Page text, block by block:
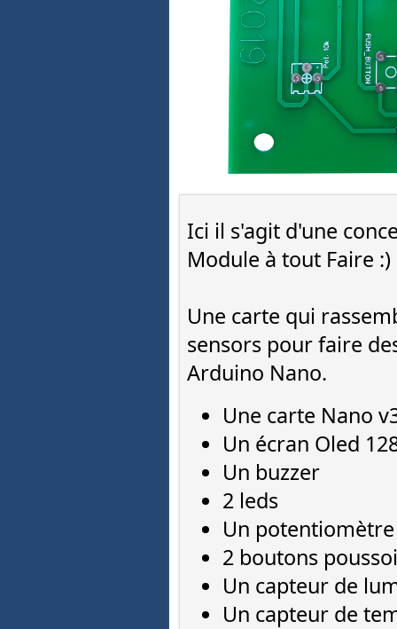
Ici il s'agit d'une
Module à tout Faire :)
Une carte qui
sensors pour faire
Arduino Nano.
Une carte Nano
Un écran Oled
Un buzzer
2 leds
Un
2 boutons
Un capteur de
Un capteur de